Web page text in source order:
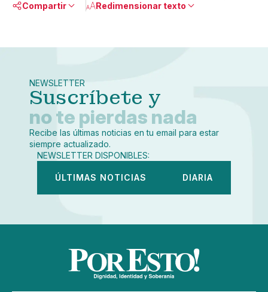
Compartir
Copiar enlace
Redimensionar texto
NEWSLETTER
Suscríbete y
no te pierdas nada
Recibe las últimas noticias en tu email para estar
siempre actualizado.
NEWSLETTER DISPONIBLES:
ÚLTIMAS NOTICIAS DIARIA